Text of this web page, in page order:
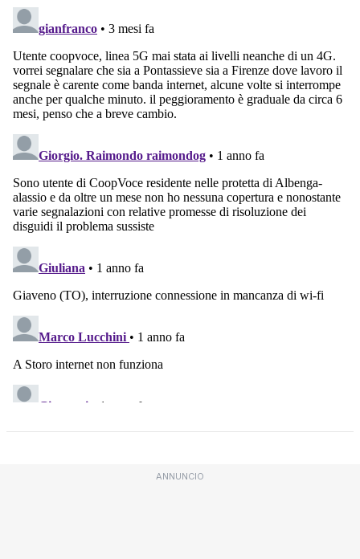
ANNUNCIO